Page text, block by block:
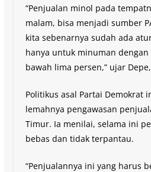
“Penjualan minol pada
malam, bisa menjadi sumber
kita sebenarnya sudah ada
hanya untuk minuman
bawah lima persen,” ujar
Politikus asal Partai Demokrat
lemahnya pengawasan
Timur. Ia menilai, selama ini
bebas dan tidak terpantau.
“Penjualannya ini yang harus